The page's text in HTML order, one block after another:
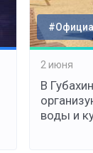
2 июня
В
воды и